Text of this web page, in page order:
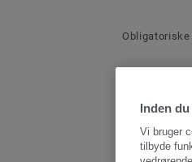
Angiv en
denne
Inden
Vi bruger
tilbyde